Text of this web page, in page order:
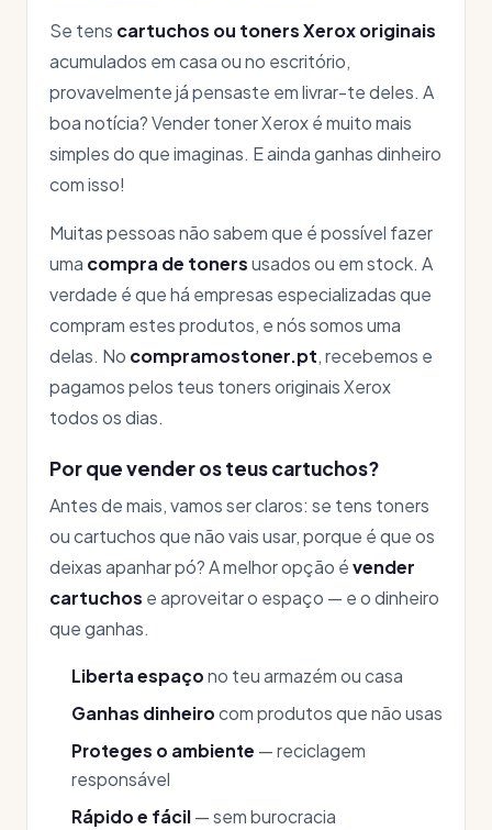
Se tens cartuchos ou toners Xerox originais
acumulados em casa ou no escritório,
provavelmente já pensaste em livrar-te deles. A
boa notícia? Vender toner Xerox é muito mais
simples do que imaginas. E ainda ganhas dinheiro
com isso!
Muitas pessoas não sabem que é possível fazer
uma compra de tonersusados ou em stock. A
verdade é que há empresas especializadas que
compram estes produtos, e nós somos uma
delas. No compramostoner.pt, recebemos e
pagamos pelos teus toners originais Xerox
todos os dias.
Por que vender os teus cartuchos?
Antes de mais, vamos ser claros: se tens toners
ou cartuchos que não vais usar, porque é que os
deixas apanhar pó? A melhor opção évender
cartuchos e aproveitar o espaço — e o dinheiro
que ganhas.
Liberta espaço no teu armazém ou casa
Ganhas dinheiro com produtos que não usas
Proteges o ambiente — reciclagem
responsável
Rápido e fácil — sem burocracia